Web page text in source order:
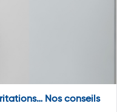
Nos conseils